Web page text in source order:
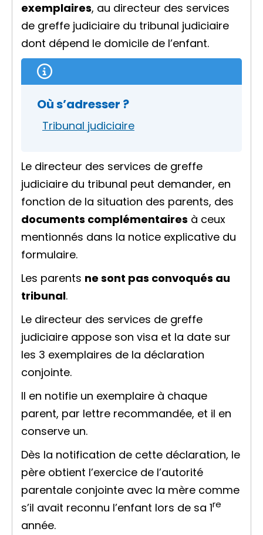
exemplaires, au directeur des services
de greffe judiciaire du tribunal judiciaire
dont dépend le domicile de l’enfant.
Où s’adresser ?
Tribunal judiciaire
Le directeur des services de greffe
judiciaire du tribunal peut demander, en
fonction de la situation des parents, des
documents complémentaires à ceux
mentionnés dans la notice explicative du
formulaire.
Les parents ne sont pas convoqués au
tribunal.
Le directeur des services de greffe
judiciaire appose son visa et la date sur
les 3 exemplaires de la déclaration
conjointe.
Il en notifie un exemplaire à chaque
parent, par lettre recommandée, et il en
conserve un.
Dès la notification de cette déclaration, le
père obtient l’exercice de l’autorité
parentale conjointe avec la mère comme
s’il avait reconnu l’enfant lors de sa 1re
année.